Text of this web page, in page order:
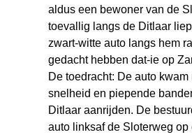
aldus een bewoner van de
toevallig langs de Ditlaar
zwart-witte auto langs hem
gedacht hebben dat-ie op
De toedracht: De auto
snelheid en piepende
Ditlaar aanrijden. De
auto linksaf de Sloterweg op